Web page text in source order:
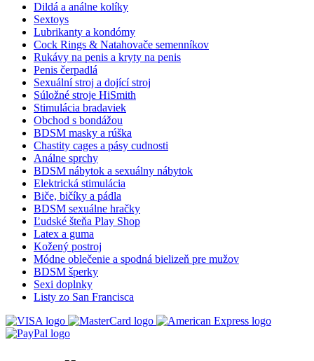
Dildá a análne kolíky
Sextoys
Lubrikanty a kondómy
Cock Rings & Natahovače semenníkov
Rukávy na penis a kryty na penis
Penis čerpadlá
Sexuální stroj a dojící stroj
Súložné stroje HiSmith
Stimulácia bradaviek
Obchod s bondážou
BDSM masky a rúška
Chastity cages a pásy cudnosti
Análne sprchy
BDSM nábytok a sexuálny nábytok
Elektrická stimulácia
Biče, bičíky a pádla
BDSM sexuálne hračky
Ľudské šteňa Play Shop
Latex a guma
Kožený postroj
Módne oblečenie a spodná bielizeň pre mužov
BDSM šperky
Sexi doplnky
Listy zo San Francisca